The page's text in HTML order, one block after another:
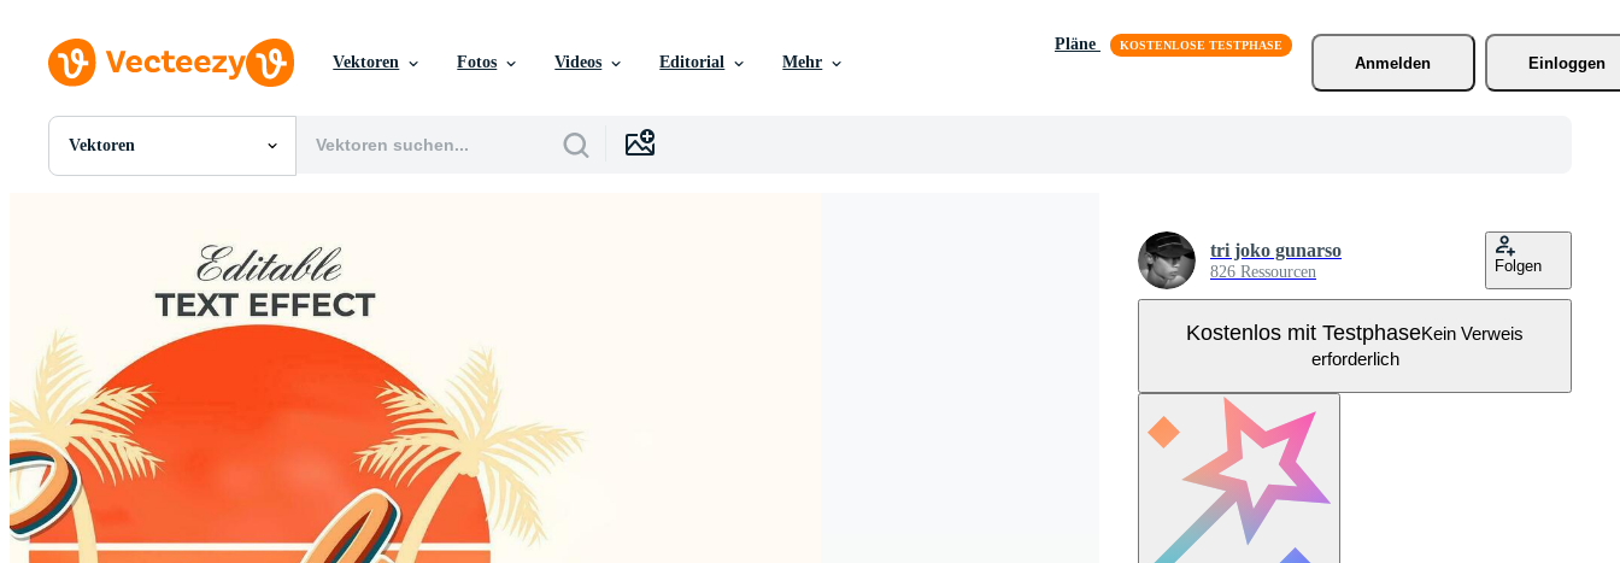
Vektoren Fotos Videos Editorial Mehr
Pläne
Anmelden
Einloggen
Vektoren
Alle Bilder
Vorlagen
Videos
Motion Graphics
Redaktionelle Bilder
Redaktionelle Ereignisse
tri joko gunarso
826 Ressourcen Folgen
Kostenlos mit TestphaseKein Verweis
erforderlich